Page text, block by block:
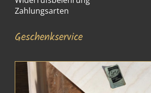
Zahlungsarten
Geschenkservice